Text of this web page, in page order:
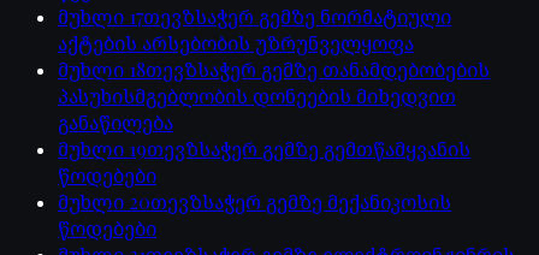
მუხლი 17თევზსაჭერ გემზე ნორმატიული
აქტების არსებობის უზრუნველყოფა
მუხლი 18თევზსაჭერ გემზე თანამდებობების
პასუხისმგებლობის დონეების მიხედვით
განაწილება
მუხლი 19თევზსაჭერ გემზე გემთწამყვანის
წოდებები
მუხლი 20თევზსაჭერ გემზე მექანიკოსის
წოდებები